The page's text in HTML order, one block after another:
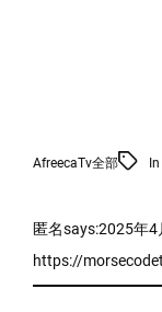
AfreecaTv全部 In
匿名says:2025年4
https://